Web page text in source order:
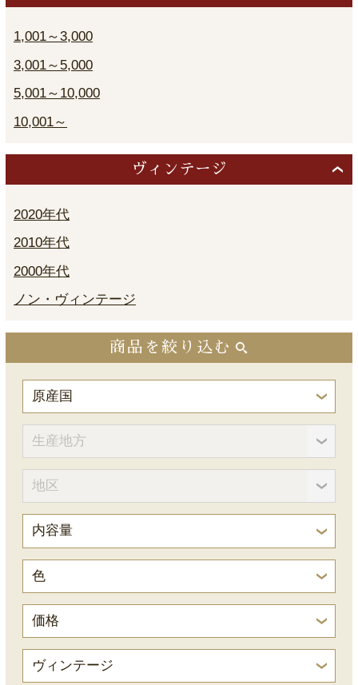
1,001～3,000
3,001～5,000
5,001～10,000
10,001～
ヴィンテージ
2020年代
2010年代
2000年代
ノン・ヴィンテージ
商品を絞り込む